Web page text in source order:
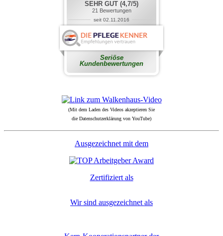
(Mit dem Laden des Videos akzeptieren Sie
die Datenschutzerklärung von YouTube)
Ausgezeichnet mit dem
Zertifiziert als
Wir sind ausgezeichnet als